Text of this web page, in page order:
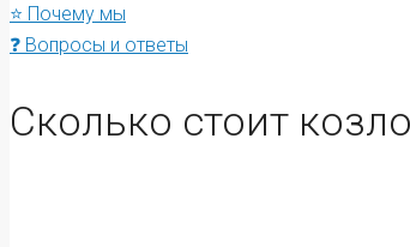
⭐ Почему мы
❓ Вопросы и ответы
Сколько стоит